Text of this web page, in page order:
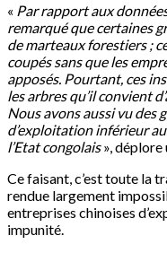
« Par rapport aux
remarqué que certaines
de marteaux forestiers ;
coupés sans que les
apposés. Pourtant, ces
les arbres qu’il convient
Nous avons aussi vu des
d’exploitation inférieur
l’Etat congolais», déplore
Ce faisant, c’est toute la
rendue largement
entreprises chinoises
impunité.